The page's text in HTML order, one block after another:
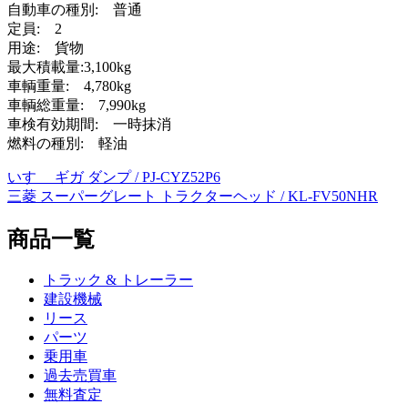
自動車の種別: 普通
定員: 2
用途: 貨物
最大積載量:3,100kg
車輌重量: 4,780kg
車輌総重量: 7,990kg
車検有効期間: 一時抹消
燃料の種別: 軽油
投
稿
ナ
いすゞ ギガ ダンプ / PJ-CYZ52P6
三菱 スーパーグレート トラクターヘッド / KL-FV50NHR
商品一覧
トラック & トレーラー
建設機械
リース
パーツ
乗用車
過去売買車
無料査定